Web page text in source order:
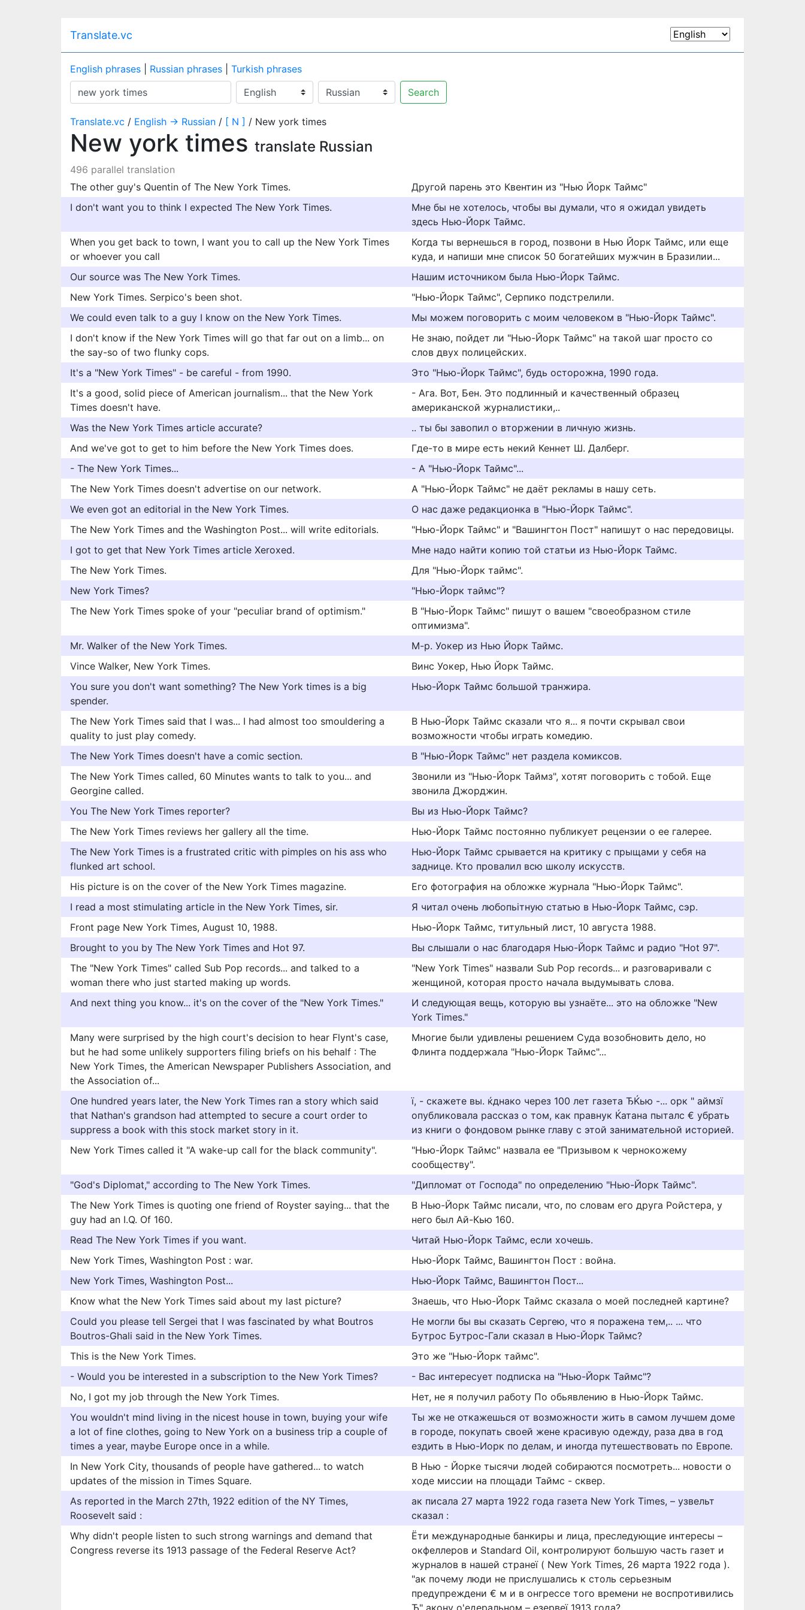
Translate.vc
English phrases Russian phrases
Turkish phrases
Search
Translate.vc / English → Russian / [ N ] / New york times
New york times translate Russian
496 parallel translation
The other guy's Quentin of The New York Times.
Другой парень это Квентин из "Нью Йорк Таймс"
I don't want you to think I expected The New York Times.
Мне бы не хотелось, чтобы вы думали, что я ожидал увидеть
здесь Нью-Йорк Таймс.
When you get back to town, I want you to call up the New York Times
or whoever you call
Когда ты вернешься в город, позвони в Нью Йорк Таймс, или еще
куда, и напиши мне список 50 богатейших мужчин в Бразилии...
Our source was The New York Times.
Нашим источником была Нью-Йорк Таймс.
New York Times. Serpico's been shot.
"Нью-Йорк Таймс", Серпико подстрелили.
We could even talk to a guy I know on the New York Times.
Мы можем поговорить с моим человеком в "Нью-Йорк Таймс".
I don't know if the New York Times will go that far out on a limb... on
the say-so of two flunky cops.
Не знаю, пойдет ли "Нью-Йорк Таймс" на такой шаг просто со
слов двух полицейских.
It's a "New York Times" - be careful - from 1990.
Это "Нью-Йорк Таймс", будь осторожна, 1990 года.
It's a good, solid piece of American journalism... that the New York
Times doesn't have.
- Ага. Вот, Бен. Это подлинный и качественный образец
американской журналистики,..
Was the New York Times article accurate?
.. ты бы завопил о вторжении в личную жизнь.
And we've got to get to him before the New York Times does.
Где-то в мире есть некий Кеннет Ш. Далберг.
- The New York Times...
- А "Нью-Йорк Таймс"...
The New York Times doesn't advertise on our network.
А "Нью-Йорк Таймс" не даёт рекламы в нашу сеть.
We even got an editorial in the New York Times.
О нас даже редакционка в "Нью-Йорк Таймс".
The New York Times and the Washington Post... will write editorials.
"Нью-Йорк Таймс" и "Вашингтон Пост" напишут о нас передовицы.
I got to get that New York Times article Xeroxed.
Мне надо найти копию той статьи из Нью-Йорк Таймс.
The New York Times.
Для "Нью-Йорк таймс".
New York Times?
"Нью-Йорк таймс"?
The New York Times spoke of your "peculiar brand of optimism."
В "Нью-Йорк Таймс" пишут о вашем "своеобразном стиле
оптимизма".
Mr. Walker of the New York Times.
М-р. Уокер из Нью Йорк Таймс.
Vince Walker, New York Times.
Винс Уокер, Нью Йорк Таймс.
You sure you don't want something? The New York times is a big
spender.
Нью-Йорк Таймс большой транжира.
The New York Times said that I was... I had almost too smouldering a
quality to just play comedy.
В Нью-Йорк Таймс сказали что я... я почти скрывал свои
возможности чтобы играть комедию.
The New York Times doesn't have a comic section.
В "Нью-Йорк Таймс" нет раздела комиксов.
The New York Times called, 60 Minutes wants to talk to you... and
Georgine called.
Звонили из "Нью-Йорк Таймз", хотят поговорить с тобой. Еще
звонила Джорджин.
You The New York Times reporter?
Вы из Нью-Йорк Таймс?
The New York Times reviews her gallery all the time.
Нью-Йорк Таймс постоянно публикует рецензии о ее галерее.
The New York Times is a frustrated critic with pimples on his ass who
flunked art school.
Нью-Йорк Таймс срывается на критику с прыщами у себя на
заднице. Кто провалил всю школу искусств.
His picture is on the cover of the New York Times magazine.
Его фотография на обложке журнала "Нью-Йорк Таймс".
I read a most stimulating article in the New York Times, sir.
Я читал очень любопьiтную статью в Нью-Йорк Таймс, сэр.
Front page New York Times, August 10, 1988.
Нью-Йорк Таймс, титульный лист, 10 августа 1988.
Brought to you by The New York Times and Hot 97.
Вы слышали о нас благодаря Нью-Йорк Таймс и радио "Hot 97".
The "New York Times" called Sub Pop records... and talked to a
woman there who just started making up words.
"New York Times" назвали Sub Pop records... и разговаривали с
женщиной, которая просто начала выдумывать слова.
And next thing you know... it's on the cover of the "New York Times."
И следующая вещь, которую вы узнаёте... это на обложке "New
York Times."
Many were surprised by the high court's decision to hear Flynt's case,
but he had some unlikely supporters filing briefs on his behalf : The
New York Times, the American Newspaper Publishers Association, and
the Association of...
Многие были удивлены решением Суда возобновить дело, но
Флинта поддержала "Нью-Йорк Таймс"...
One hundred years later, the New York Times ran a story which said
that Nathan's grandson had attempted to secure a court order to
suppress a book with this stock market story in it.
ї, - скажете вы. ќднако через 100 лет газета ЂЌью -... орк " аймзї
опубликовала рассказ о том, как правнук Ќатана пыталс € убрать
из книги о фондовом рынке главу с этой занимательной историей.
New York Times called it "A wake-up call for the black community".
"Hью-Йopк Taймc" нaзвaлa ee "Пpизывoм к чepнoкoжeмy
cooбщecтвy".
"God's Diplomat," according to The New York Times.
"Дипломат от Господа" по определению "Нью-Йорк Таймс".
The New York Times is quoting one friend of Royster saying... that the
guy had an I.Q. Of 160.
В Нью-Йорк Таймс писали, что, по словам его друга Ройстера, у
него был Ай-Кью 160.
Read The New York Times if you want.
Читай Нью-Йорк Таймс, если хочешь.
New York Times, Washington Post : war.
Нью-Йорк Таймс, Вашингтон Пост : война.
New York Times, Washington Post...
Нью-Йорк Таймс, Вашингтон Пост...
Know what the New York Times said about my last picture?
Знаешь, что Нью-Йорк Таймс сказала о моей последней картине?
Could you please tell Sergei that I was fascinated by what Boutros
Boutros-Ghali said in the New York Times.
Не могли бы вы сказать Сергею, что я поражена тем,.. ... что
Бутрос Бутрос-Гали сказал в Нью-Йорк Таймс?
This is the New York Times.
Это же "Нью-Йорк таймс".
- Would you be interested in a subscription to the New York Times?
- Вас интересует подписка на "Нью-Йорк Таймс"?
No, I got my job through the New York Times.
Нет, не я получил работу По обьявлению в Нью-Йорк Таймс.
You wouldn't mind living in the nicest house in town, buying your wife
a lot of fine clothes, going to New York on a business trip a couple of
times a year, maybe Europe once in a while.
Ты же не откажешься от возможности жить в самом лучшем доме
в городе, покупать своей жене красивую одежду, раза два в год
ездить в Hью-Иорк по делам, и иногда путешествовать по Европе.
In New York City, thousands of people have gathered... to watch
updates of the mission in Times Square.
В Нью - Йорке тысячи людей собираются посмотреть... новости о
ходе миссии на площади Таймс - сквер.
As reported in the March 27th, 1922 edition of the NY Times,
Roosevelt said :
ак писала 27 марта 1922 года газета New York Times, – узвельт
сказал :
Why didn't people listen to such strong warnings and demand that
Congress reverse its 1913 passage of the Federal Reserve Act?
Ёти международные банкиры и лица, преследующие интересы –
окфеллеров и Standard Oil, контролируют большую часть газет и
журналов в нашей странеї ( New York Times, 26 марта 1922 года ).
"ак почему люди не прислушались к столь серьезным
предупреждени € м и в онгрессе того времени не воспротивились
Ђ" акону о'едеральном – езервеї 1913 года?